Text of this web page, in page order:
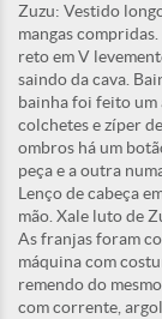
Zuzu: Vestido
mangas
reto em V
saindo da cava.
bainha foi feito um
colchetes e zíper
ombros há um
peça e a outra
Lenço de cabeça
mão. Xale luto de
As franjas foram
máquina com
remendo do
com corrente,